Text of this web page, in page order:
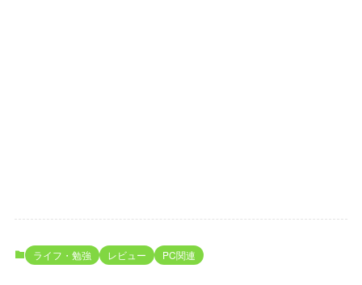
ライフ・勉強 レビュー PC関連